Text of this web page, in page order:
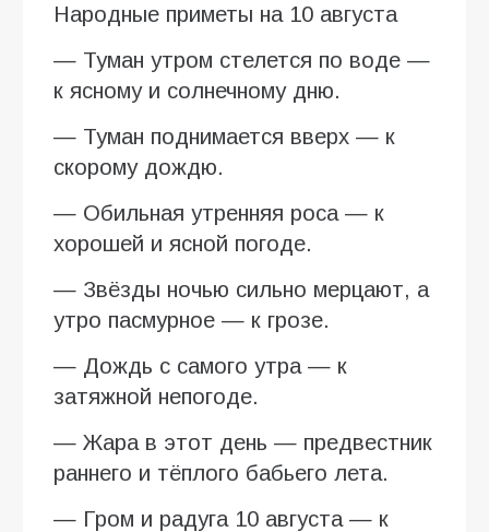
Народные приметы на 10 августа
— Туман утром стелется по воде —
к ясному и солнечному дню.
— Туман поднимается вверх — к
скорому дождю.
— Обильная утренняя роса — к
хорошей и ясной погоде.
— Звёзды ночью сильно мерцают, а
утро пасмурное — к грозе.
— Дождь с самого утра — к
затяжной непогоде.
— Жара в этот день — предвестник
раннего и тёплого бабьего лета.
— Гром и радуга 10 августа — к